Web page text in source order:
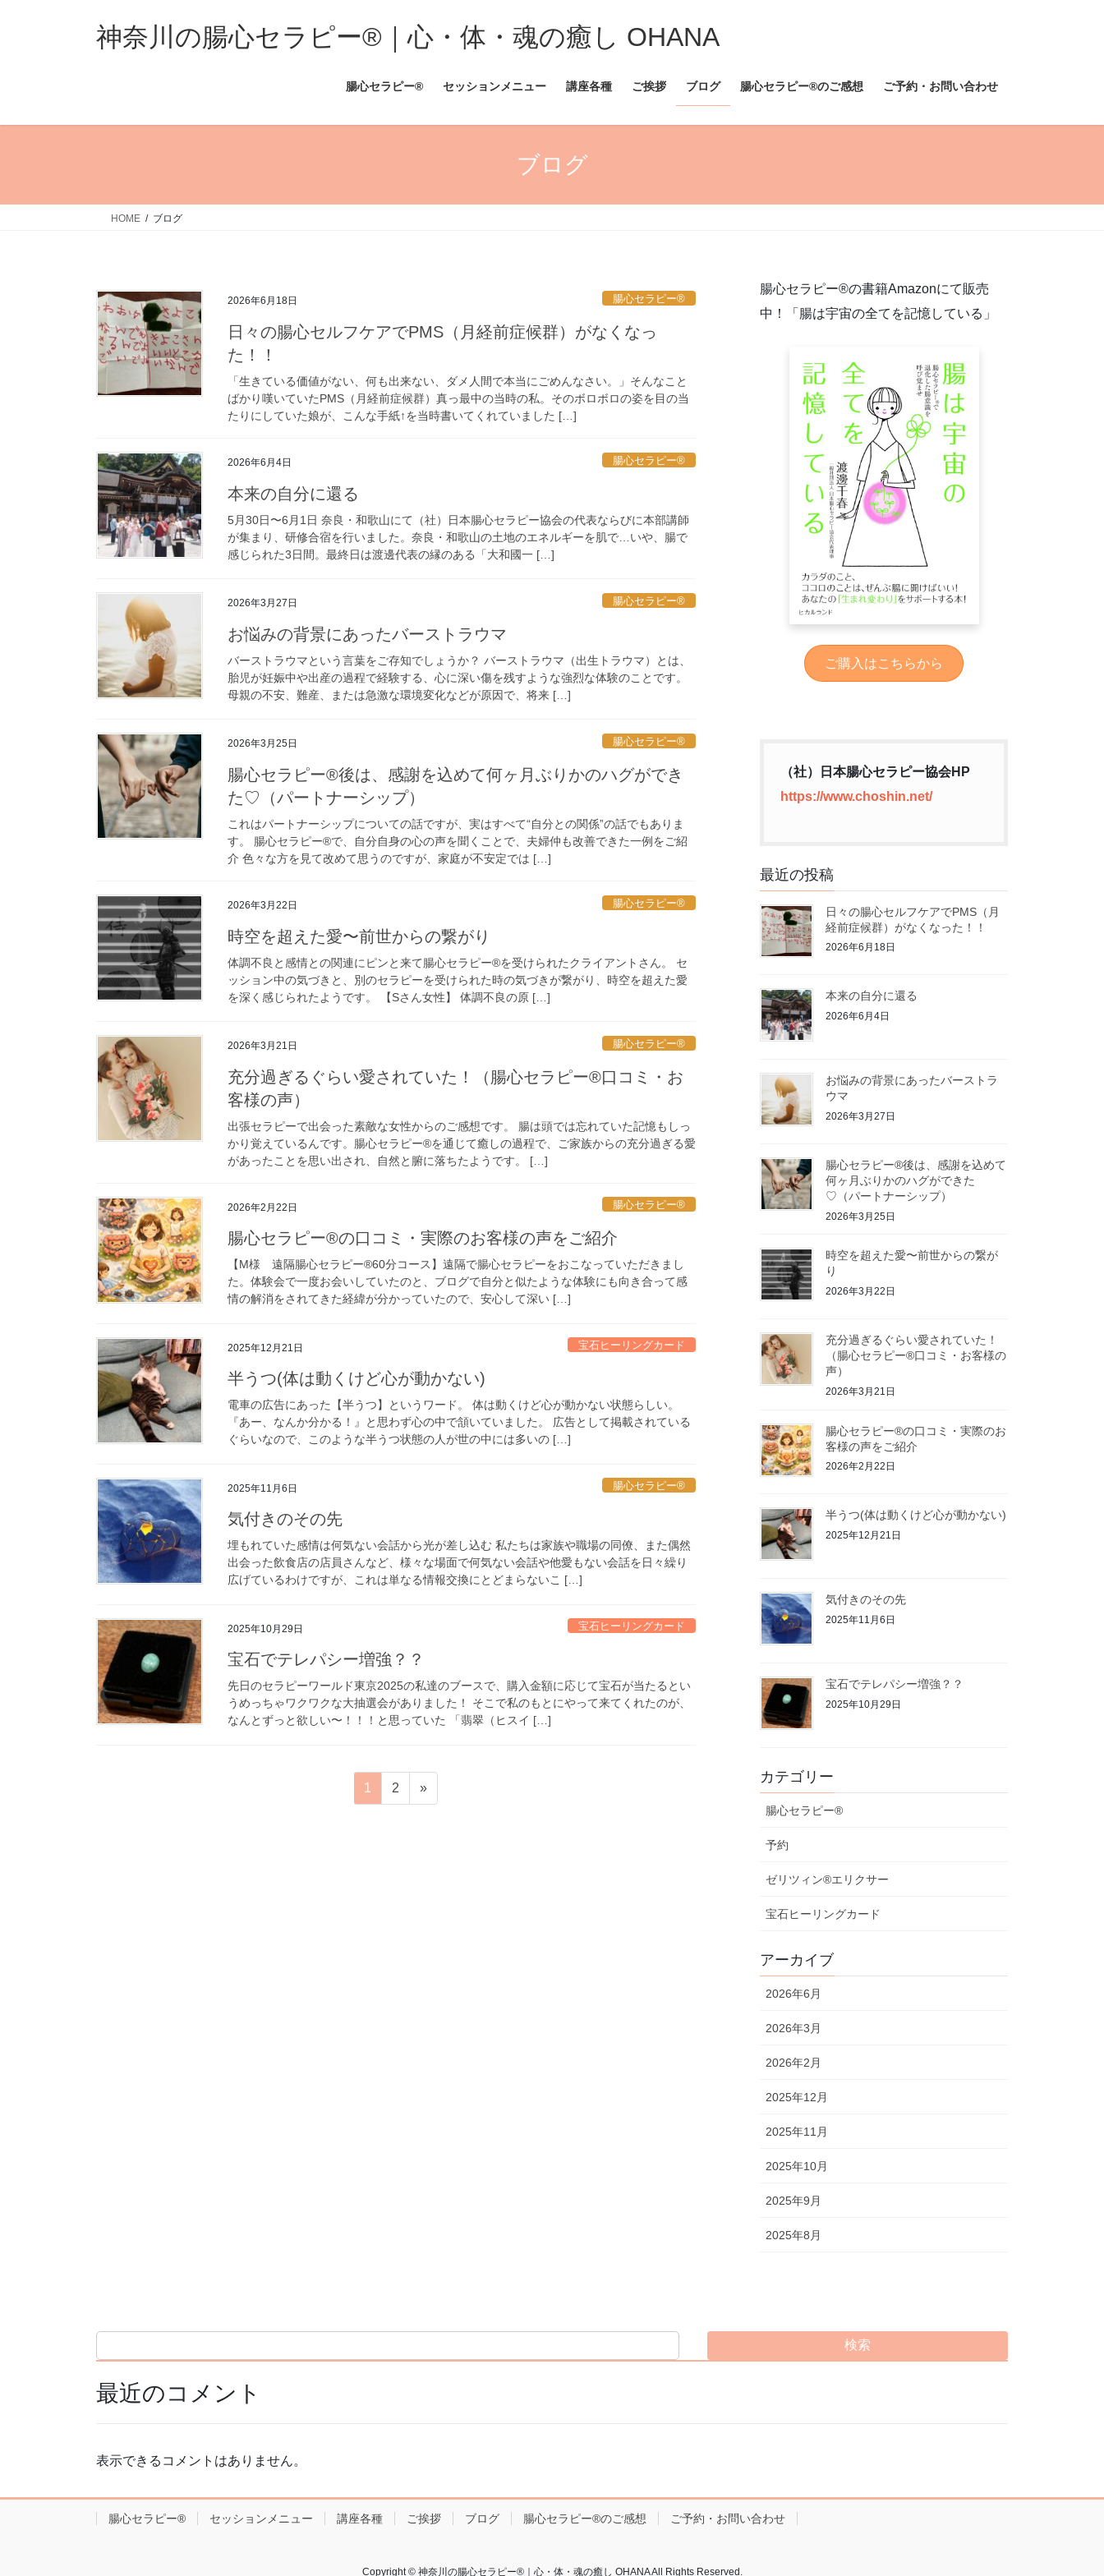
ス
ン
神奈川の腸心セラピー®︎｜心・体・魂の癒し OHANA
腸心セラピー®︎ セッションメニュー 講座各種 ご挨拶 ブログ 腸心セラピー®︎のご感想 ご予約・お問い合わせ
ブログ
HOME ブログ
2026年6月18日 腸心セラピー®︎
日々の腸心セルフケアでPMS（月経前症候群）がなくなっ
た！！
「生きている価値がない、何も出来ない、ダメ人間で本当にごめんなさい。」そんなこと
ばかり嘆いていたPMS（月経前症候群）真っ最中の当時の私。そのボロボロの姿を目の当
たりにしていた娘が、こんな手紙↑を当時書いてくれていました […]
2026年6月4日 腸心セラピー®︎
本来の自分に還る
5月30日〜6月1日 奈良・和歌山にて（社）日本腸心セラピー協会の代表ならびに本部講師
が集まり、研修合宿を行いました。奈良・和歌山の土地のエネルギーを肌で…いや、腸で
感じられた3日間。最終日は渡邊代表の縁のある「大和國一 […]
2026年3月27日 腸心セラピー®︎
お悩みの背景にあったバーストラウマ
バーストラウマという言葉をご存知でしょうか？ バーストラウマ（出生トラウマ）とは、
胎児が妊娠中や出産の過程で経験する、心に深い傷を残すような強烈な体験のことです。
母親の不安、難産、または急激な環境変化などが原因で、将来 […]
2026年3月25日 腸心セラピー®︎
腸心セラピー®︎後は、感謝を込めて何ヶ月ぶりかのハグができ
た♡（パートナーシップ）
これはパートナーシップについての話ですが、実はすべて“自分との関係”の話でもありま
す。 腸心セラピー®︎で、自分自身の心の声を聞くことで、夫婦仲も改善できた一例をご紹
介 色々な方を見て改めて思うのですが、家庭が不安定では […]
2026年3月22日 腸心セラピー®︎
時空を超えた愛〜前世からの繋がり
体調不良と感情との関連にピンと来て腸心セラピー®︎を受けられたクライアントさん。 セ
ッション中の気づきと、別のセラピーを受けられた時の気づきが繋がり、時空を超えた愛
を深く感じられたようです。 【Sさん女性】 体調不良の原 […]
2026年3月21日 腸心セラピー®︎
充分過ぎるぐらい愛されていた！（腸心セラピー®︎口コミ・お
客様の声）
出張セラピーで出会った素敵な女性からのご感想です。 腸は頭では忘れていた記憶もしっ
かり覚えているんです。腸心セラピー®︎を通じて癒しの過程で、ご家族からの充分過ぎる愛
があったことを思い出され、自然と腑に落ちたようです。 […]
2026年2月22日 腸心セラピー®︎
腸心セラピー®︎の口コミ・実際のお客様の声をご紹介
【M様 遠隔腸心セラピー®︎60分コース】遠隔で腸心セラピーをおこなっていただきまし
た。体験会で一度お会いしていたのと、ブログで自分と似たような体験にも向き合って感
情の解消をされてきた経緯が分かっていたので、安心して深い […]
2025年12月21日 宝石ヒーリングカード
半うつ(体は動くけど心が動かない)
電車の広告にあった【半うつ】というワード。 体は動くけど心が動かない状態らしい。
『あー、なんか分かる！』と思わず心の中で頷いていました。 広告として掲載されている
ぐらいなので、このような半うつ状態の人が世の中には多いの […]
2025年11月6日 腸心セラピー®︎
気付きのその先
埋もれていた感情は何気ない会話から光が差し込む 私たちは家族や職場の同僚、また偶然
出会った飲食店の店員さんなど、様々な場面で何気ない会話や他愛もない会話を日々繰り
広げているわけですが、これは単なる情報交換にとどまらないこ […]
2025年10月29日 宝石ヒーリングカード
宝石でテレパシー増強？？
先日のセラピーワールド東京2025の私達のブースで、購入金額に応じて宝石が当たるとい
うめっちゃワクワクな大抽選会がありました！ そこで私のもとにやって来てくれたのが、
なんとずっと欲しい〜！！！と思っていた 「翡翠（ヒスイ […]
固
定
1
固
定
2 »
腸心セラピー®︎の書籍Amazonにて販売
中！「腸は宇宙の全てを記憶している」
ご購入はこちらから
（社）日本腸心セラピー協会HP
https://www.choshin.net/
最近の投稿
日々の腸心セルフケアでPMS（月
経前症候群）がなくなった！！
2026年6月18日
本来の自分に還る
2026年6月4日
お悩みの背景にあったバーストラ
ウマ
2026年3月27日
腸心セラピー®︎後は、感謝を込めて
何ヶ月ぶりかのハグができた
♡（パートナーシップ）
2026年3月25日
時空を超えた愛〜前世からの繋が
り
2026年3月22日
充分過ぎるぐらい愛されていた！
（腸心セラピー®︎口コミ・お客様の
声）
2026年3月21日
腸心セラピー®︎の口コミ・実際のお
客様の声をご紹介
2026年2月22日
半うつ(体は動くけど心が動かない)
2025年12月21日
気付きのその先
2025年11月6日
宝石でテレパシー増強？？
2025年10月29日
カテゴリー
腸心セラピー®︎
予約
ゼリツィン®︎エリクサー
宝石ヒーリングカード
アーカイブ
2026年6月
2026年3月
2026年2月
2025年12月
2025年11月
2025年10月
2025年9月
2025年8月
検索
最近のコメント
表示できるコメントはありません。
腸心セラピー®︎ セッションメニュー 講座各種 ご挨拶 ブログ 腸心セラピー®︎のご感想 ご予約・お問い合わせ
Copyright © 神奈川の腸心セラピー®︎｜心・体・魂の癒し OHANA All Rights Reserved.